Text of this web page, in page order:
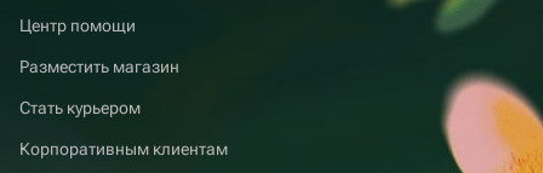
Центр помощи
Разместить магазин
Стать курьером
Корпоративным клиентам